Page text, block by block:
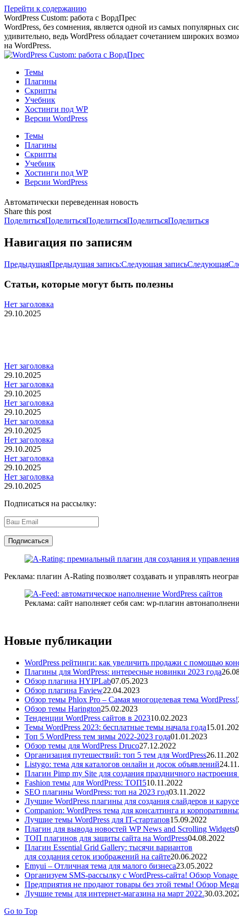
Перейти к содержанию
WordPress Custom: работа с ВордПрес
WordPress, без сомнения, является одной из самых популярных
удивительно, ведь WordPress обладает сочетанием широких
на WordPress.
Темы
Плагины
Скрипты
Учебник
Хостинги под WP
Версии WordPress
Темы
Плагины
Скрипты
Учебник
Хостинги под WP
Версии WordPress
Автоматически переведенная новость
Share this post
ПоделитьсяПоделитьсяПоделитьсяПоделитьсяПоделиться
Навигация по записям
ПредыдущаяПредыдущая запись:Следующая записьСледующая
Статьи, которые могут быть полезны
Нет заголовка
29.10.2025
Нет заголовка
29.10.2025
Нет заголовка
29.10.2025
Нет заголовка
29.10.2025
Нет заголовка
29.10.2025
Нет заголовка
29.10.2025
Нет заголовка
29.10.2025
Нет заголовка
29.10.2025
Подписаться на рассылку:
Реклама: плагин A-Rating позволяет создавать и управлять
Реклама: сайт наполняет себя сам: wp-плагин
Новые публикации
WordPress рейтинги: как увеличить продажи с помощью
Плагины для WordPress: интересные новинки 2023 года
Обзор плагина HYIPLab07.05.2023
Обзор плагина Faview22.04.2023
Обзор темы Phlox Pro – Самая многоцелевая тема WordPress!
Обзор темы Harington25.02.2023
Тенденции WordPress сайтов в 202310.02.2023
Темы WordPress 2023: бесплатные темы начала года
Топ 5 WordPress тем зимы 2022-2023 года01.01.2023
Обзор темы для WordPress Druco27.12.2022
Организация путешествий: топ 5 тем для WordPress
Listygo: тема для каталогов онлайн и досок объявлений
Плагин Pimp my Site для создания праздничного настроения
Fashion темы для WordPress: ТОП510.11.2022
SEO плагины WordPress: топ на 2023 год03.11.2022
Лучшие WordPress плагины для создания слайдеров и
Companion: WordPress тема для консалтинга и
Лучшие темы WordPress для IT-стартапов15.09.2022
Плагин для вывода новостей WP News and Scrolling Widgets
ТОП плагинов для защиты сайта на WordPress04.08.2022
Плагин Essential Grid Gallery: тысячи вариантов
для создания сеток изображений на сайте20.06.2022
Emyui – Отличная тема для малого бизнеса23.05.2022
Организуем SMS-рассылку с WordPress-сайта! Обзор
Предприятия не продают товары без этой темы! Обзор
Лучшие темы для интернет-магазина на март 2022.
Go to Top